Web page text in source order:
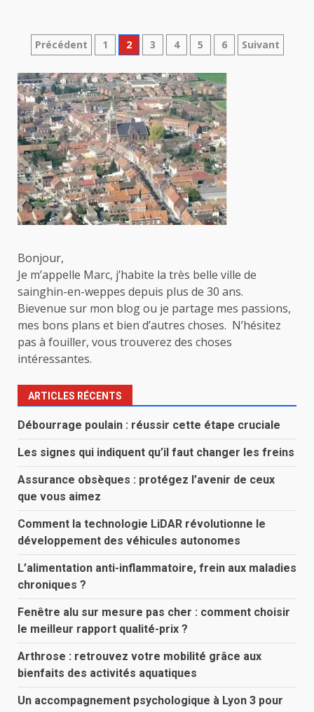
Pagination
des
publications
Précédent 1 2 3 4 5 6 Suivant
Bonjour,
Je m’appelle Marc, j’habite la très belle ville de
sainghin-en-weppes depuis plus de 30 ans.
Bievenue sur mon blog ou je partage mes passions,
mes bons plans et bien d’autres choses. N’hésitez
pas à fouiller, vous trouverez des choses
intéressantes.
ARTICLES RÉCENTS
Débourrage poulain : réussir cette étape cruciale
Les signes qui indiquent qu’il faut changer les freins
Assurance obsèques : protégez l’avenir de ceux
que vous aimez
Comment la technologie LiDAR révolutionne le
développement des véhicules autonomes
L’alimentation anti-inflammatoire, frein aux maladies
chroniques ?
Fenêtre alu sur mesure pas cher : comment choisir
le meilleur rapport qualité-prix ?
Arthrose : retrouvez votre mobilité grâce aux
bienfaits des activités aquatiques
Un accompagnement psychologique à Lyon 3 pour